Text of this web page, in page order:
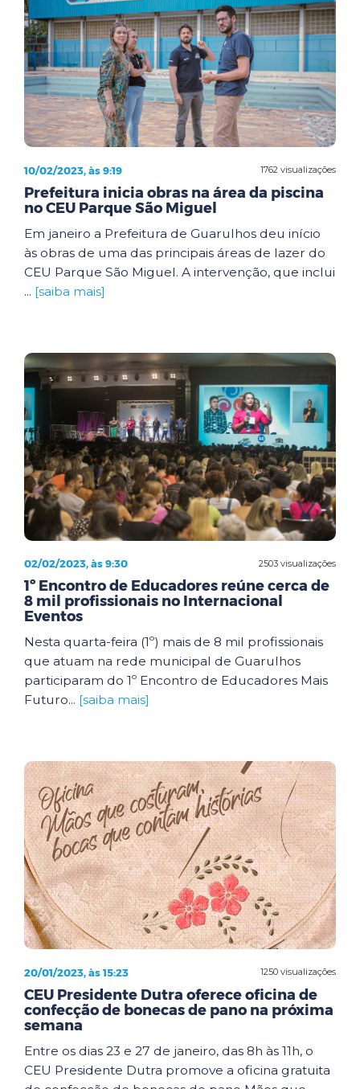
1762 visualizações
10/02/2023, às 9:19
Prefeitura inicia obras na área da piscina
no CEU Parque São Miguel
Em janeiro a Prefeitura de Guarulhos deu início
às obras de uma das principais áreas de lazer do
CEU Parque São Miguel. A intervenção, que inclui
... [saiba mais]
2503 visualizações
02/02/2023, às 9:30
1º Encontro de Educadores reúne cerca de
8 mil profissionais no Internacional
Eventos
Nesta quarta-feira (1º) mais de 8 mil profissionais
que atuam na rede municipal de Guarulhos
participaram do 1º Encontro de Educadores Mais
Futuro... [saiba mais]
1250 visualizações
20/01/2023, às 15:23
CEU Presidente Dutra oferece oficina de
confecção de bonecas de pano na próxima
semana
Entre os dias 23 e 27 de janeiro, das 8h às 11h, o
CEU Presidente Dutra promove a oficina gratuita